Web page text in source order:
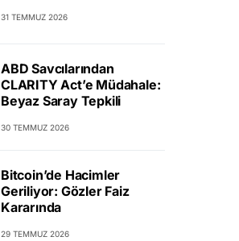
31 TEMMUZ 2026
ABD Savcılarından
CLARITY Act’e Müdahale:
Beyaz Saray Tepkili
30 TEMMUZ 2026
Bitcoin’de Hacimler
Geriliyor: Gözler Faiz
Kararında
29 TEMMUZ 2026